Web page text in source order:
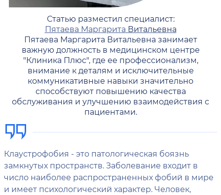
Статью разместил специалист:
Пятаева Маргарита Витальевна
Пятаева Маргарита Витальевна занимает
важную должность в медицинском центре
"Клиника Плюс", где ее профессионализм,
внимание к деталям и исключительные
коммуникативные навыки значительно
способствуют повышению качества
обслуживания и улучшению взаимодействия с
пациентами.
Клаустрофобия - это патологическая боязнь
замкнутых пространств. Заболевание входит в
число наиболее распространенных фобий в мире
и имеет психологический характер. Человек,